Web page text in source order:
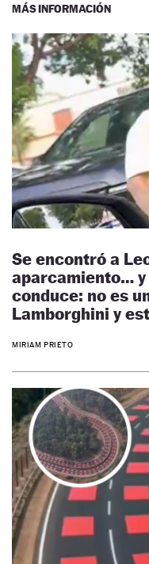
MÁS INFORMACIÓN
Se encontró a
aparcamiento…
conduce: no es
Lamborghini y
MIRIAM PRIETO